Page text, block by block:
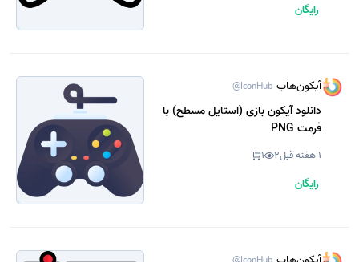
رایگان
آیکون‌هاب @IconHub
دانلود آیکون بازی (استایل مسطح) با
فرمت PNG
1 هفته قبل 2
1
رایگان
آیکون‌هاب @IconHub